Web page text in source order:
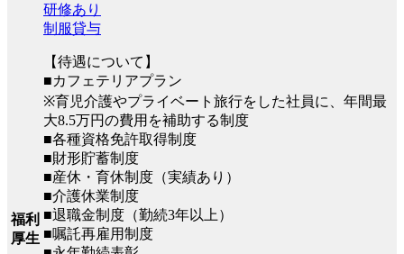
福利
厚生
研修あり
制服貸与
【待遇について】
■カフェテリアプラン
※育児介護やプライベート旅行をした社員に、年間最
大8.5万円の費用を補助する制度
■各種資格免許取得制度
■財形貯蓄制度
■産休・育休制度（実績あり）
■介護休業制度
■退職金制度（勤続3年以上）
■嘱託再雇用制度